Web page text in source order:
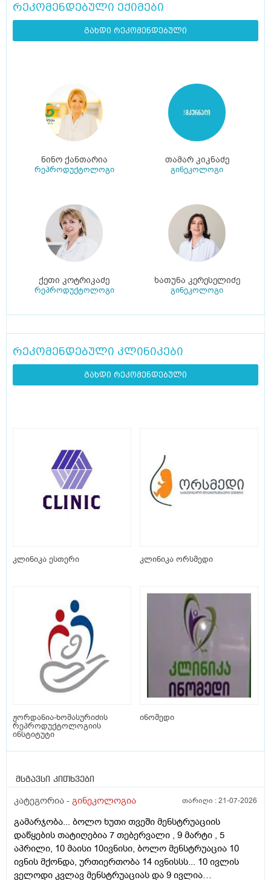
რეკომენდებული ექიმები
გახდი რეკომენდებული
ნინო ქანთარია
რეპროდუქტოლოგი
თამარ კიკნაძე
გინეკოლოგი
ქეთი კოტრიკაძე
რეპროდუქტოლოგი
ხათუნა კერესელიძე
გინეკოლოგი
რეკომენდებული კლინიკები
გახდი რეკომენდებული
კლინიკა ესთერი კლინიკა ორსმედი
ჟორდანია-ხომასურიძის
რეპროდუქტოლოგიის
ინსტიტუტი
ინომედი
მსგავსი კითხვები
კატეგორია - გინეკოლოგია თარიღი :21-07-2026
გამარჯობა... ბოლო ხუთი თვეში მენსტრუაციის
დაწყების თატიღებია 7 თებერვალი , 9 მარტი , 5
აპრილი, 10 მაისი 10ივნისი, ბოლო მენსტრუაცია 10
ივნის მქონდა, ურთიერთობა 14 ივნისსს... 10 ივლის
ველოდი კვლავ მენსტრუაციას და 9 ივლია